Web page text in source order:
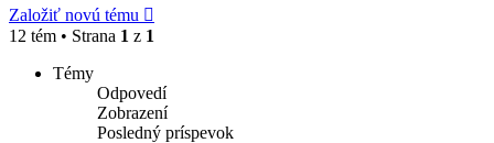
Založiť novú tému
12 tém • Strana 1 z 1
Témy
Odpovedí
Zobrazení
Posledný príspevok